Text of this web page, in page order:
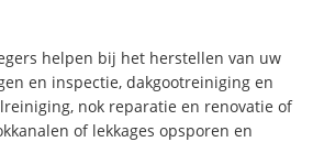
helpen bij het herstellen van uw
en inspectie, dakgootreiniging en
nok reparatie en renovatie of
of lekkages opsporen en